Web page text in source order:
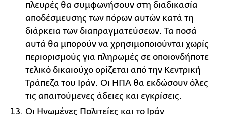
πλευρές θα συμφωνήσουν στη διαδικασία
αποδέσμευσης των πόρων αυτών κατά τη
διάρκεια των διαπραγματεύσεων. Τα ποσά
αυτά θα μπορούν να χρησιμοποιούνται χωρίς
περιορισμούς για πληρωμές σε οποιονδήποτε
τελικό δικαιούχο ορίζεται από την Κεντρική
Τράπεζα του Ιράν. Οι ΗΠΑ θα εκδώσουν όλες
τις απαιτούμενες άδειες και εγκρίσεις.
Οι Ηνωμένες Πολιτείες και το Ιράν